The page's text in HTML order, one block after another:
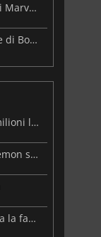
PlayStation Network in tilt durante la beta di Marvel Tōkon
007: First Light - È arrivata la prima missione di Bond dopo il lancio
Resident Evil: Veronica ha già superato i 2 milioni liste dei desideri
Beast of Reincarnation: lo studio dietro Pokémon su una nuova strada
Warhammer 40.000: Dawn of War 4 presenta la fazione dei Necron